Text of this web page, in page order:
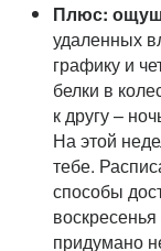
Плюс:
удаленных
графику и
белки в
к другу –
На этой
тебе.
способы
придумано